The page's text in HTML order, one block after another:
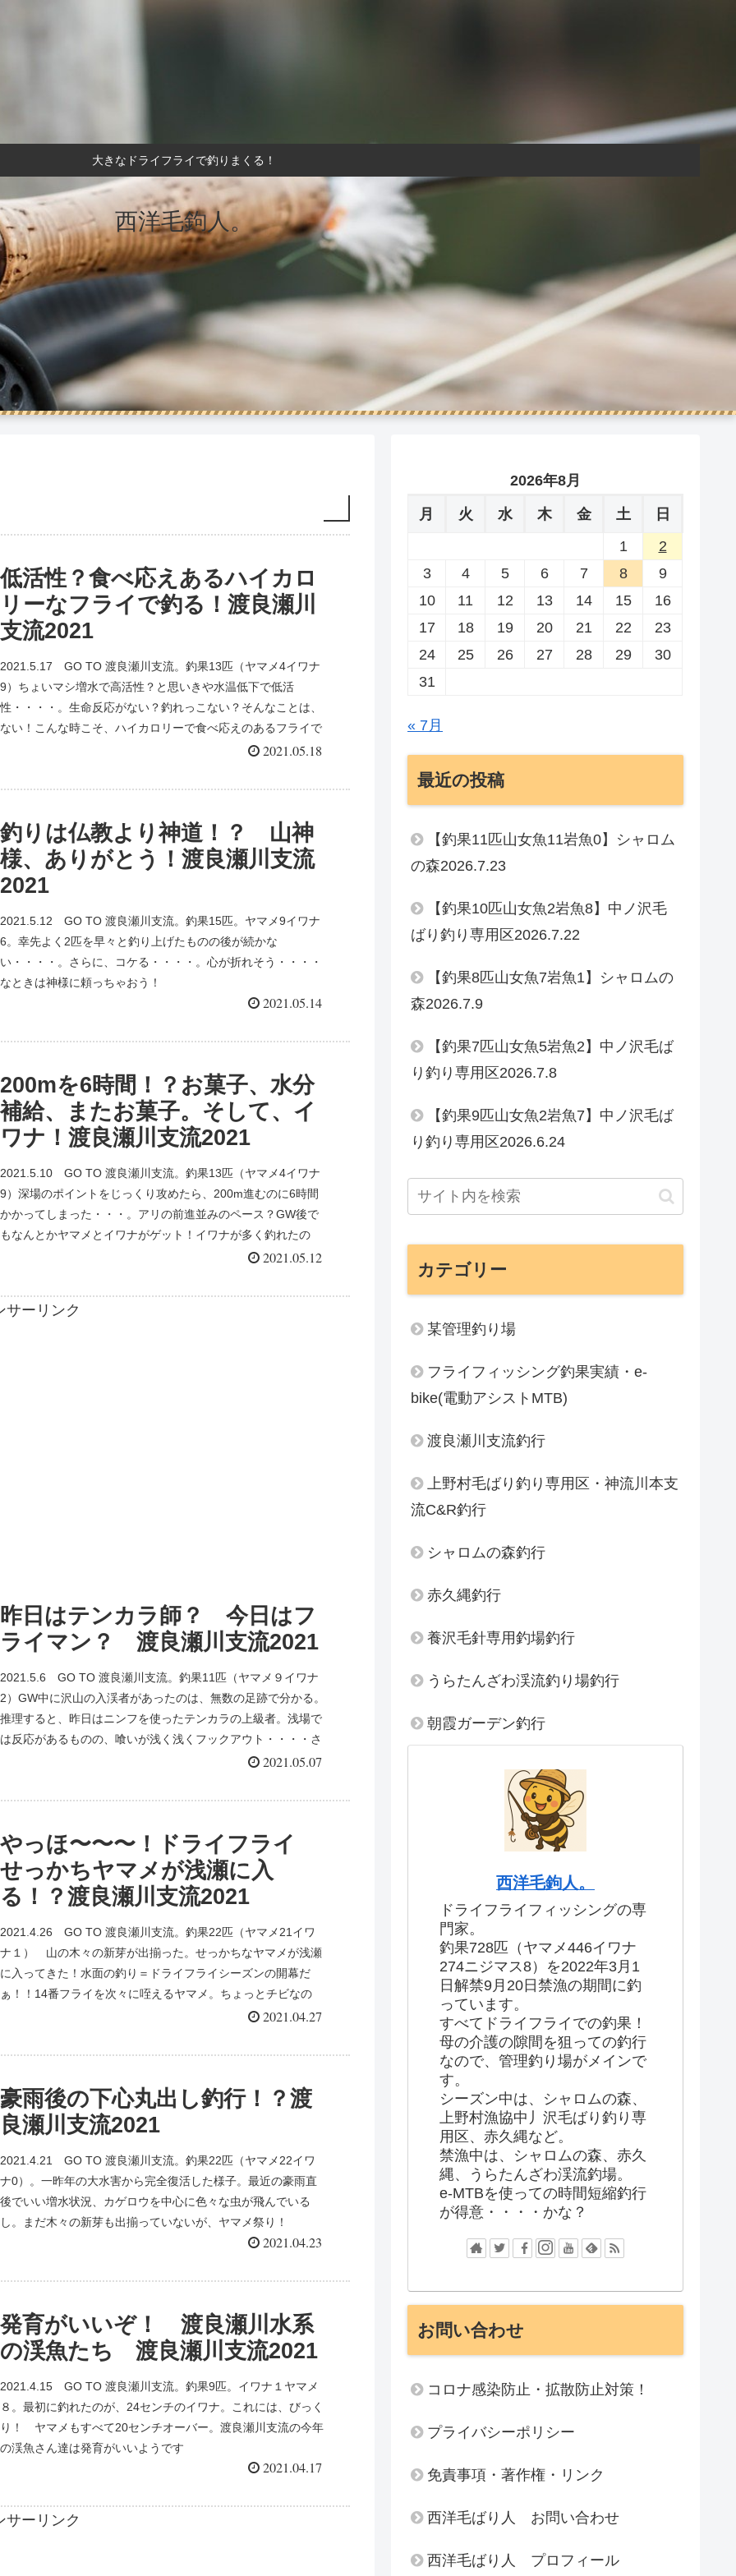
大きなドライフライで釣りまくる！
西洋毛鉤人。
低活性？食べ応えあるハイカロ
リーなフライで釣る！渡良瀬川
支流2021
2021.5.17 GO TO 渡良瀬川支流。釣果13匹（ヤマメ4イワナ
9）ちょいマシ増水で高活性？と思いきや水温低下で低活
性・・・・。生命反応がない？釣れっこない？そんなことは、
ない！こんな時こそ、ハイカロリーで食べ応えのあるフライで
2021.05.18
釣りは仏教より神道！？ 山神
様、ありがとう！渡良瀬川支流
2021
2021.5.12 GO TO 渡良瀬川支流。釣果15匹。ヤマメ9イワナ
6。幸先よく2匹を早々と釣り上げたものの後が続かな
い・・・・。さらに、コケる・・・・。心が折れそう・・・・
なときは神様に頼っちゃおう！
2021.05.14
200mを6時間！？お菓子、水分
補給、またお菓子。そして、イ
ワナ！渡良瀬川支流2021
2021.5.10 GO TO 渡良瀬川支流。釣果13匹（ヤマメ4イワナ
9）深場のポイントをじっくり攻めたら、200m進むのに6時間
かかってしまった・・・。アリの前進並みのペース？GW後で
もなんとかヤマメとイワナがゲット！イワナが多く釣れたの
2021.05.12
サーリンク
昨日はテンカラ師？ 今日はフ
ライマン？ 渡良瀬川支流2021
2021.5.6 GO TO 渡良瀬川支流。釣果11匹（ヤマメ９イワナ
2）GW中に沢山の入渓者があったのは、無数の足跡で分かる。
推理すると、昨日はニンフを使ったテンカラの上級者。浅場で
は反応があるものの、喰いが浅く浅くフックアウト・・・・さ
2021.05.07
やっほ〜〜〜！ドライフライ
せっかちヤマメが浅瀬に入
る！？渡良瀬川支流2021
2021.4.26 GO TO 渡良瀬川支流。釣果22匹（ヤマメ21イワ
ナ１） 山の木々の新芽が出揃った。せっかちなヤマメが浅瀬
に入ってきた！水面の釣り＝ドライフライシーズンの開幕だ
ぁ！！14番フライを次々に咥えるヤマメ。ちょっとチビなの
2021.04.27
豪雨後の下心丸出し釣行！？渡
良瀬川支流2021
2021.4.21 GO TO 渡良瀬川支流。釣果22匹（ヤマメ22イワ
ナ0）。一昨年の大水害から完全復活した様子。最近の豪雨直
後でいい増水状況、カゲロウを中心に色々な虫が飛んでいる
し。まだ木々の新芽も出揃っていないが、ヤマメ祭り！
2021.04.23
発育がいいぞ！ 渡良瀬川水系
の渓魚たち 渡良瀬川支流2021
2021.4.15 GO TO 渡良瀬川支流。釣果9匹。イワナ１ヤマメ
８。最初に釣れたのが、24センチのイワナ。これには、びっく
り！ ヤマメもすべて20センチオーバー。渡良瀬川支流の今年
の渓魚さん達は発育がいいようです
2021.04.17
サーリンク
2026年8月
月 火 水 木 金 土
日
1
2
3
4 5 6 7 8
9
10
11 12 13 14 15
16
17
18 19 20 21 22
23
24
25 26 27 28 29
30
31
« 7月
最近の投稿
【釣果11匹山女魚11岩魚0】シャロム
の森2026.7.23
【釣果10匹山女魚2岩魚8】中ノ沢毛
ばり釣り専用区2026.7.22
【釣果8匹山女魚7岩魚1】シャロムの
森2026.7.9
【釣果7匹山女魚5岩魚2】中ノ沢毛ば
り釣り専用区2026.7.8
【釣果9匹山女魚2岩魚7】中ノ沢毛ば
り釣り専用区2026.6.24
カテゴリー
某管理釣り場
フライフィッシング釣果実績・e-
bike(電動アシストMTB)
渡良瀬川支流釣行
上野村毛ばり釣り専用区・神流川本支
流C&R釣行
シャロムの森釣行
赤久縄釣行
養沢毛針専用釣場釣行
うらたんざわ渓流釣り場釣行
朝霞ガーデン釣行
西洋毛鉤人。
ドライフライフィッシングの専
門家。
釣果728匹（ヤマメ446イワナ
274ニジマス8）を2022年3月1
日解禁9月20日禁漁の期間に釣
っています。
すべてドライフライでの釣果！
母の介護の隙間を狙っての釣行
なので、管理釣り場がメインで
す。
シーズン中は、シャロムの森、
上野村漁協中丿沢毛ばり釣り専
用区、赤久縄など。
禁漁中は、シャロムの森、赤久
縄、うらたんざわ渓流釣場。
e-MTBを使っての時間短縮釣行
が得意・・・・かな？
お問い合わせ
コロナ感染防止・拡散防止対策！
プライバシーポリシー
免責事項・著作権・リンク
西洋毛ばり人 お問い合わせ
西洋毛ばり人 プロフィール